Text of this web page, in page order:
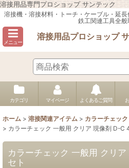
溶接用品専門プロショップ サンテック
溶接機・溶接材料・トーチ・ケーブル・延
鉄工関連工具全
メニュー
溶接用品プロショップ
カテゴリ マイページ よくあるご質問
ホーム > 溶接関連アイテム > カラーチェッ
> カラーチェック 一般用 クリア 現像剤 D-C
カラーチェック 一般用 クリ
セト